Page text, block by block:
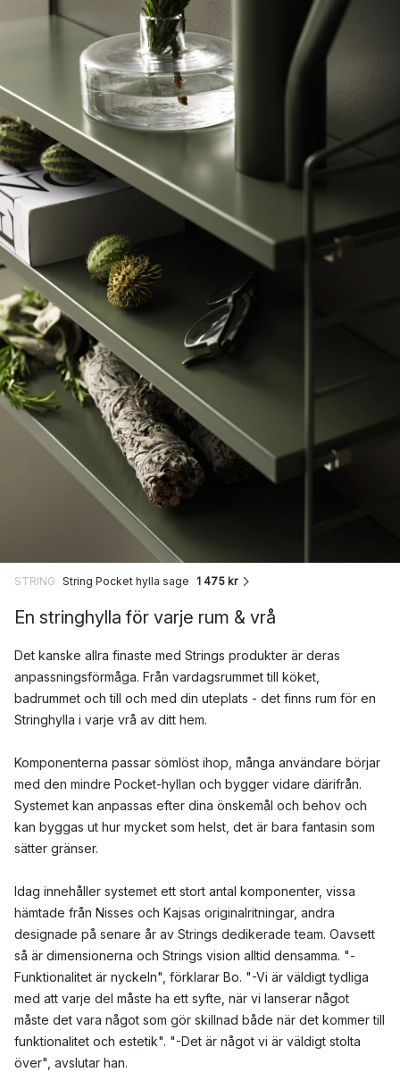
STRING String Pocket hylla sage 1 475 kr
En stringhylla för varje rum & vrå
Det kanske allra finaste med Strings produkter är deras
anpassningsförmåga. Från vardagsrummet till köket,
badrummet och till och med din uteplats - det finns rum för en
Stringhylla i varje vrå av ditt hem.
Komponenterna passar sömlöst ihop, många användare börjar
med den mindre Pocket-hyllan och bygger vidare därifrån.
Systemet kan anpassas efter dina önskemål och behov och
kan byggas ut hur mycket som helst, det är bara fantasin som
sätter gränser.
Idag innehåller systemet ett stort antal komponenter, vissa
hämtade från Nisses och Kajsas originalritningar, andra
designade på senare år av Strings dedikerade team. Oavsett
så är dimensionerna och Strings vision alltid densamma. "-
Funktionalitet är nyckeln", förklarar Bo. "-Vi är väldigt tydliga
med att varje del måste ha ett syfte, när vi lanserar något
måste det vara något som gör skillnad både när det kommer till
funktionalitet och estetik". "-Det är något vi är väldigt stolta
över", avslutar han.